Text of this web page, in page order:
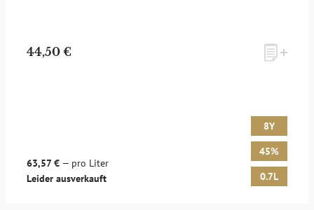
44,50 €
63,57 € — pro Liter
Leider ausverkauft
8Y
45%
0.7L